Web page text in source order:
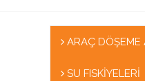
ARAÇ DÖŞEME
SU FISKİYELERİ